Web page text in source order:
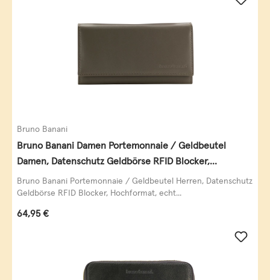
Bruno Banani
Bruno Banani Damen Portemonnaie / Geldbeutel
Damen, Datenschutz Geldbörse RFID Blocker,
Querformat, echt Leder, taupe
Bruno Banani Portemonnaie / Geldbeutel Herren, Datenschutz
Geldbörse RFID Blocker, Hochformat, echt...
Regulärer Preis:
64,95 €